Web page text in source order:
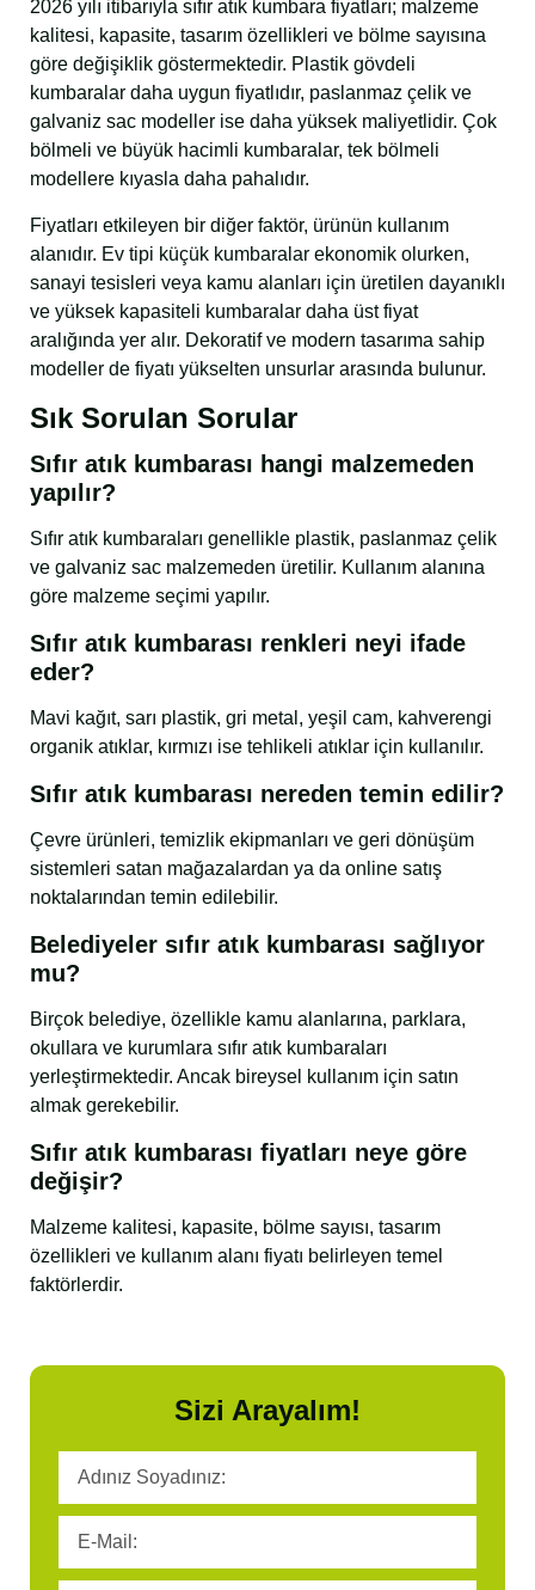
2026 yılı itibarıyla sıfır atık kumbara fiyatları; malzeme
kalitesi, kapasite, tasarım özellikleri ve bölme sayısına
göre değişiklik göstermektedir. Plastik gövdeli
kumbaralar daha uygun fiyatlıdır, paslanmaz çelik ve
galvaniz sac modeller ise daha yüksek maliyetlidir. Çok
bölmeli ve büyük hacimli kumbaralar, tek bölmeli
modellere kıyasla daha pahalıdır.
Fiyatları etkileyen bir diğer faktör, ürünün kullanım
alanıdır. Ev tipi küçük kumbaralar ekonomik olurken,
sanayi tesisleri veya kamu alanları için üretilen dayanıklı
ve yüksek kapasiteli kumbaralar daha üst fiyat
aralığında yer alır. Dekoratif ve modern tasarıma sahip
modeller de fiyatı yükselten unsurlar arasında bulunur.
Sık Sorulan Sorular
Sıfır atık kumbarası hangi malzemeden
yapılır?
Sıfır atık kumbaraları genellikle plastik, paslanmaz çelik
ve galvaniz sac malzemeden üretilir. Kullanım alanına
göre malzeme seçimi yapılır.
Sıfır atık kumbarası renkleri neyi ifade
eder?
Mavi kağıt, sarı plastik, gri metal, yeşil cam, kahverengi
organik atıklar, kırmızı ise tehlikeli atıklar için kullanılır.
Sıfır atık kumbarası nereden temin edilir?
Çevre ürünleri, temizlik ekipmanları ve geri dönüşüm
sistemleri satan mağazalardan ya da online satış
noktalarından temin edilebilir.
Belediyeler sıfır atık kumbarası sağlıyor
mu?
Birçok belediye, özellikle kamu alanlarına, parklara,
okullara ve kurumlara sıfır atık kumbaraları
yerleştirmektedir. Ancak bireysel kullanım için satın
almak gerekebilir.
Sıfır atık kumbarası fiyatları neye göre
değişir?
Malzeme kalitesi, kapasite, bölme sayısı, tasarım
özellikleri ve kullanım alanı fiyatı belirleyen temel
faktörlerdir.
Sizi Arayalım!